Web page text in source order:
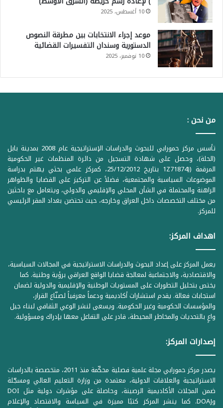
10 أغسطس، 2025
موعد إجراء الانتخابات بين مطرقة النصوص
الدستورية وسندان التفسيرات القضائية
10 نوفمبر، 2025
من نحن :
تأسس مركز حمورابي للبحوث والدراسات الإستراتيجية عام 2008 بمدينة بابل
(الحلة)، وحصل على شهادة التسجيل من دائرة المنظمات غير الحكومية
المرقمة ((1Z71874 بتاريخ 25/12/2012، كمركز علمي بحثي يهتم بدراسة
الموضوعات السياسية والمجتمعية، فضلاً عن التركيز على القضايا والظواهر
الراهنة والمحتملة في الشأن المحلي والإقليمي والدولي، ويتعامل مع باحثين
من مختلف التخصصات داخل العراق وخارجه، حيث تحتضن بغداد المقر الرئيسي
للمركز.
اهداف المركز:
يعمل المركز على إعداد البحوث والدراسات الاستراتيجية في المجالات السياسية،
والاقتصادية، والاجتماعية لمعالجة قضايا الواقع العراقي برؤية وطنية. كما
يختص بتحليل التطورات على المستويات الوطنية والإقليمية والدولية لضمان
استجابات فعالة. يقدم استشارات أكاديمية ودعماً معرفياً لصنّاع القرار،
والمؤسسات الحكومية وغير الحكومية. ويسعى لنشر الوعي الثقافي لبناء جيل
واعٍ بالتحديات والمخاطر المحيطة، قادر على التفاعل معها بإدراك ومسؤولية.
إصدارات المركز:
يصدر مركز حمورابي مجلة علمية فصلية محكّمة منذ 2011، متخصصة بالدراسات
الاستراتيجية والعلاقات الدولية، معتمدة من وزارة التعليم العالي ومسجّلة
ضمن المجلات الأكاديمية الرصينة، وحاصلة على مؤشرات دولية مثل DOI
وDOAJ. كما ينشر المركز كتبًا مميزة في السياسة والاقتصاد والإعلام